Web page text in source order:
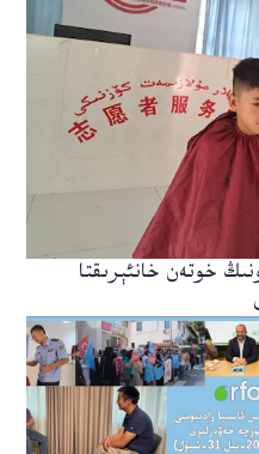
خوتەن خانئېرىقتا